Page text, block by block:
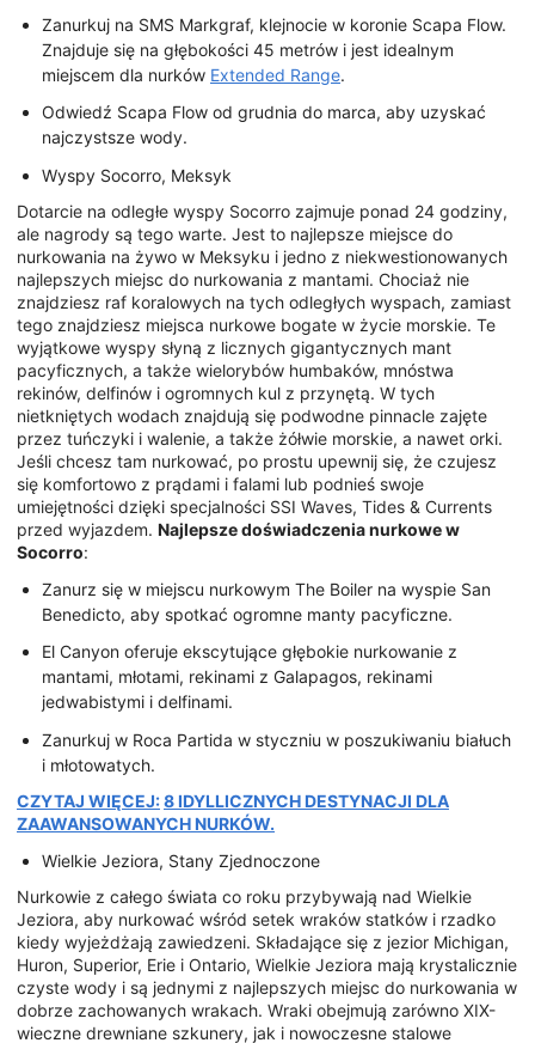
Zanurkuj na SMS Markgraf, klejnocie w koronie Scapa Flow.
Znajduje się na głębokości 45 metrów i jest idealnym
miejscem dla nurków Extended Range.
Odwiedź Scapa Flow od grudnia do marca, aby uzyskać
najczystsze wody.
Wyspy Socorro, Meksyk
Dotarcie na odległe wyspy Socorro zajmuje ponad 24 godziny,
ale nagrody są tego warte. Jest to najlepsze miejsce do
nurkowania na żywo w Meksyku i jedno z niekwestionowanych
najlepszych miejsc do nurkowania z mantami. Chociaż nie
znajdziesz raf koralowych na tych odległych wyspach, zamiast
tego znajdziesz miejsca nurkowe bogate w życie morskie. Te
wyjątkowe wyspy słyną z licznych gigantycznych mant
pacyficznych, a także wielorybów humbaków, mnóstwa
rekinów, delfinów i ogromnych kul z przynętą. W tych
nietkniętych wodach znajdują się podwodne pinnacle zajęte
przez tuńczyki i walenie, a także żółwie morskie, a nawet orki.
Jeśli chcesz tam nurkować, po prostu upewnij się, że czujesz
się komfortowo z prądami i falami lub podnieś swoje
umiejętności dzięki specjalności SSI Waves, Tides & Currents
przed wyjazdem. Najlepsze doświadczenia nurkowe w
Socorro:
Zanurz się w miejscu nurkowym The Boiler na wyspie San
Benedicto, aby spotkać ogromne manty pacyficzne.
El Canyon oferuje ekscytujące głębokie nurkowanie z
mantami, młotami, rekinami z Galapagos, rekinami
jedwabistymi i delfinami.
Zanurkuj w Roca Partida w styczniu w poszukiwaniu białuch
i młotowatych.
CZYTAJ WIĘCEJ:8 IDYLLICZNYCH DESTYNACJI DLA
ZAAWANSOWANYCH NURKÓW.
Wielkie Jeziora, Stany Zjednoczone
Nurkowie z całego świata co roku przybywają nad Wielkie
Jeziora, aby nurkować wśród setek wraków statków i rzadko
kiedy wyjeżdżają zawiedzeni. Składające się z jezior Michigan,
Huron, Superior, Erie i Ontario, Wielkie Jeziora mają krystalicznie
czyste wody i są jednymi z najlepszych miejsc do nurkowania w
dobrze zachowanych wrakach. Wraki obejmują zarówno XIX-
wieczne drewniane szkunery, jak i nowoczesne stalowe